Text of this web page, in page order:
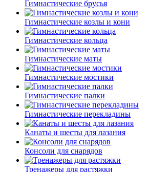
Гимнастические брусья
Гимнастические козлы и кони
Гимнастические кольца
Гимнастические маты
Гимнастические мостики
Гимнастические палки
Гимнастические перекладины
Канаты и шесты для лазания
Консоли для снарядов
Тренажеры для растяжки